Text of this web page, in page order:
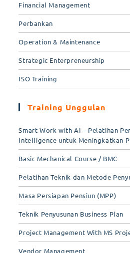
Financial Management
Perbankan
Operation & Maintenance
Strategic Enterpreneurship
ISO Training
Training Unggulan
Smart Work with AI – Pelatihan
Intelligence untuk Meningkatkan
Basic Mechanical Course / BMC
Pelatihan Teknik dan Metode
Masa Persiapan Pensiun (MPP)
Teknik Penyusunan Business Plan
Project Management With MS
Vendor Management